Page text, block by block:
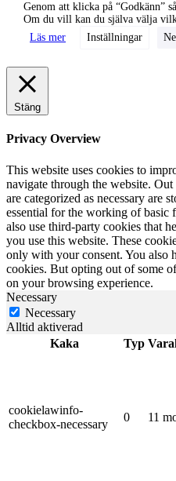
Genom att klicka på “Godkänn”
Om du vill kan du själva välja
Läs mer
Inställningar
Stäng
Privacy Overview
This website uses cookies to
navigate through the website.
are categorized as necessary are
essential for the working of basic
also use third-party cookies that
you use this website. These
only with your consent. You also
cookies. But opting out of some
on your browsing experience.
Necessary
Necessary
Alltid aktiverad
Kaka
Typ
cookielawinfo-
checkbox-necessary
0 11